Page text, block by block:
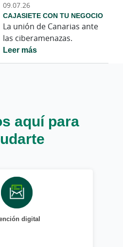
09.07.26
CAJASIETE CON TU NEGOCIO
La unión de Canarias ante
las ciberamenazas.
Leer más
aquí para
digital